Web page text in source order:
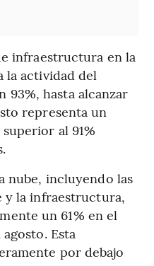
infraestructura en la
la actividad del
93%, hasta alcanzar
representa un
al 91%
nube, incluyendo las
y la infraestructura,
un 61% en el
Esta
por debajo